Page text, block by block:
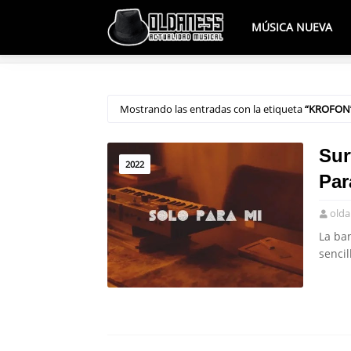
MÚSICA NUEVA
Mostrando las entradas con la etiqueta KROFON
2022
La